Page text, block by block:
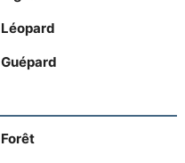
Léopard
Guépard
Forêt